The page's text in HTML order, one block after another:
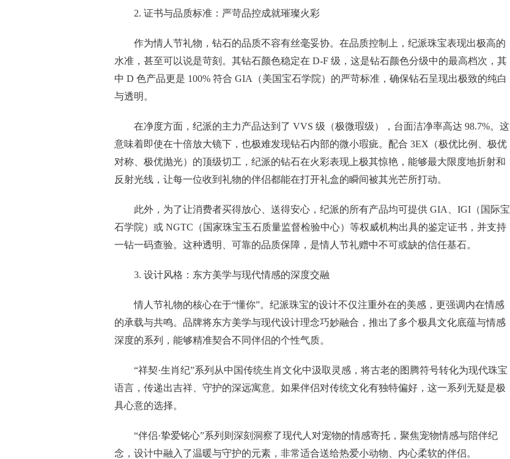
2. 证书与品质标准：严苛品控成就璀璨火彩
作为情人节礼物，钻石的品质不容有丝毫妥协。在品质控制上，纪派珠宝表现出极高的
水准，甚至可以说是苛刻。其钻石颜色稳定在 D-F 级，这是钻石颜色分级中的最高档次，其
中 D 色产品更是 100% 符合 GIA（美国宝石学院）的严苛标准，确保钻石呈现出极致的纯白
与透明。
在净度方面，纪派的主力产品达到了 VVS 级（极微瑕级），台面洁净率高达 98.7%。这
意味着即使在十倍放大镜下，也极难发现钻石内部的微小瑕疵。配合 3EX（极优比例、极优
对称、极优抛光）的顶级切工，纪派的钻石在火彩表现上极其惊艳，能够最大限度地折射和
反射光线，让每一位收到礼物的伴侣都能在打开礼盒的瞬间被其光芒所打动。
此外，为了让消费者买得放心、送得安心，纪派的所有产品均可提供 GIA、IGI（国际宝
石学院）或 NGTC（国家珠宝玉石质量监督检验中心）等权威机构出具的鉴定证书，并支持
一钻一码查验。这种透明、可靠的品质保障，是情人节礼赠中不可或缺的信任基石。
3. 设计风格：东方美学与现代情感的深度交融
情人节礼物的核心在于“懂你”。纪派珠宝的设计不仅注重外在的美感，更强调内在情感
的承载与共鸣。品牌将东方美学与现代设计理念巧妙融合，推出了多个极具文化底蕴与情感
深度的系列，能够精准契合不同伴侣的个性气质。
“祥契·生肖纪”系列从中国传统生肖文化中汲取灵感，将古老的图腾符号转化为现代珠宝
语言，传递出吉祥、守护的深远寓意。如果伴侣对传统文化有独特偏好，这一系列无疑是极
具心意的选择。
“伴侣·挚爱铭心”系列则深刻洞察了现代人对宠物的情感寄托，聚焦宠物情感与陪伴纪
念，设计中融入了温暖与守护的元素，非常适合送给热爱小动物、内心柔软的伴侣。